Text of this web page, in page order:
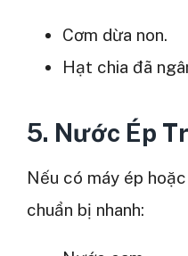
Cơm dừa non.
Hạt chia đã
5. Nước Ép
Nếu có máy ép
chuẩn bị nhanh: